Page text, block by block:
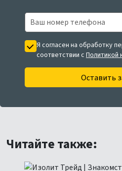
Я согласен на обработку
соответствии с Политикой
Оставить
Читайте также: